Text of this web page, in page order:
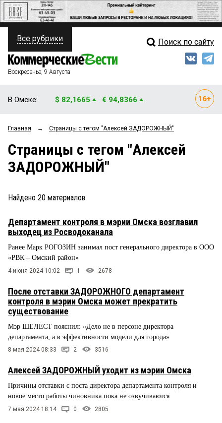
ПОЛИТИКА
ФИНАНСЫ
ОБЩЕСТВО
ЗАКОН
НОВОСТИ КОМПАНИЙ
ПРОИСШЕСТВИЯ
СТИЛЬ ЖИЗНИ
Свежий выпуск
Мнения
Рейтинги
Все рубрики Поиск по сайту
Воскресенье, 9 Августа
В Омске: $ 82,1665 € 94,8366
Главная → Страницы c тегом "Алексей ЗАДОРОЖНЫЙ"
Страницы c тегом "Алексей
ЗАДОРОЖНЫЙ"
Найдено 20 материалов
Департамент контроля в мэрии Омска возглавил
выходец из Росводоканала
Ранее Марк РОГОЗИН занимал пост генерального директора в ООО
«РВК – Омский район»
4 июня 2024 10:02 1 2678
После отставки ЗАДОРОЖНОГО департамент
контроля в мэрии Омска может прекратить
существование
Мэр ШЕЛЕСТ пояснил: «Дело не в персоне директора
департамента, а в эффективности модели для города»
8 мая 2024 08:33 2 3516
Алексей ЗАДОРОЖНЫЙ уходит из мэрии Омска
Причины отставки с поста директора департамента контроля и
новое место работы чиновника пока не озвучиваются
7 мая 2024 18:14 0 2805